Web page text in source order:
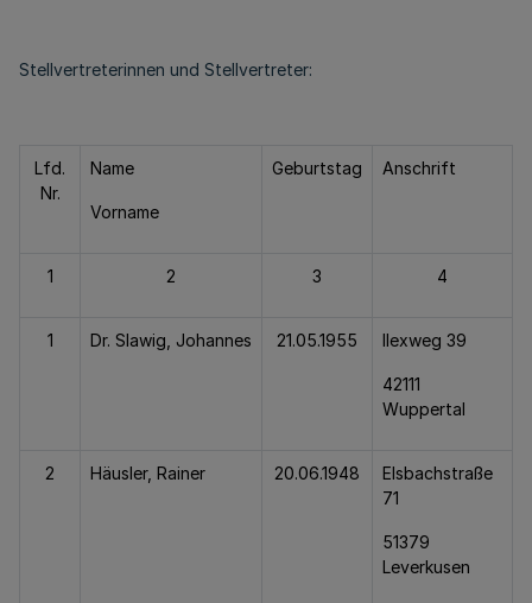
Stellvertreterinnen und Stellvertreter:
Lfd.
Nr.
Name
Vorname
Geburtstag Anschrift
1 2 3 4
1 Dr. Slawig, Johannes 21.05.1955 Ilexweg 39
42111
Wuppertal
2 Häusler, Rainer 20.06.1948
Elsbachstraße
71
51379
Leverkusen